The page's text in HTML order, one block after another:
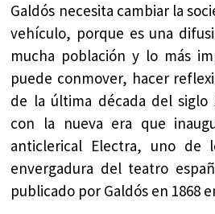
Galdós necesita cambiar la
vehículo, porque es una
mucha población y lo más
puede conmover, hacer
de la última década del siglo
con la nueva era que
anticlerical Electra, uno de
envergadura del teatro
publicado por Galdós en 1868